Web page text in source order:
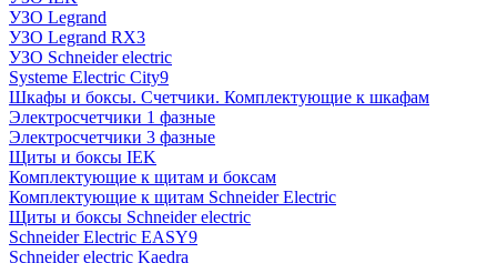
УЗО Legrand
УЗО Legrand RX3
УЗО Schneider electric
Systeme Electric City9
Шкафы и боксы. Счетчики. Комплектующие к шкафам
Электросчетчики 1 фазные
Электросчетчики 3 фазные
Щиты и боксы IEK
Комплектующие к щитам и боксам
Комплектующие к щитам Schneider Electric
Щиты и боксы Schneider electric
Schneider Electric EASY9
Schneider electric Kaedra